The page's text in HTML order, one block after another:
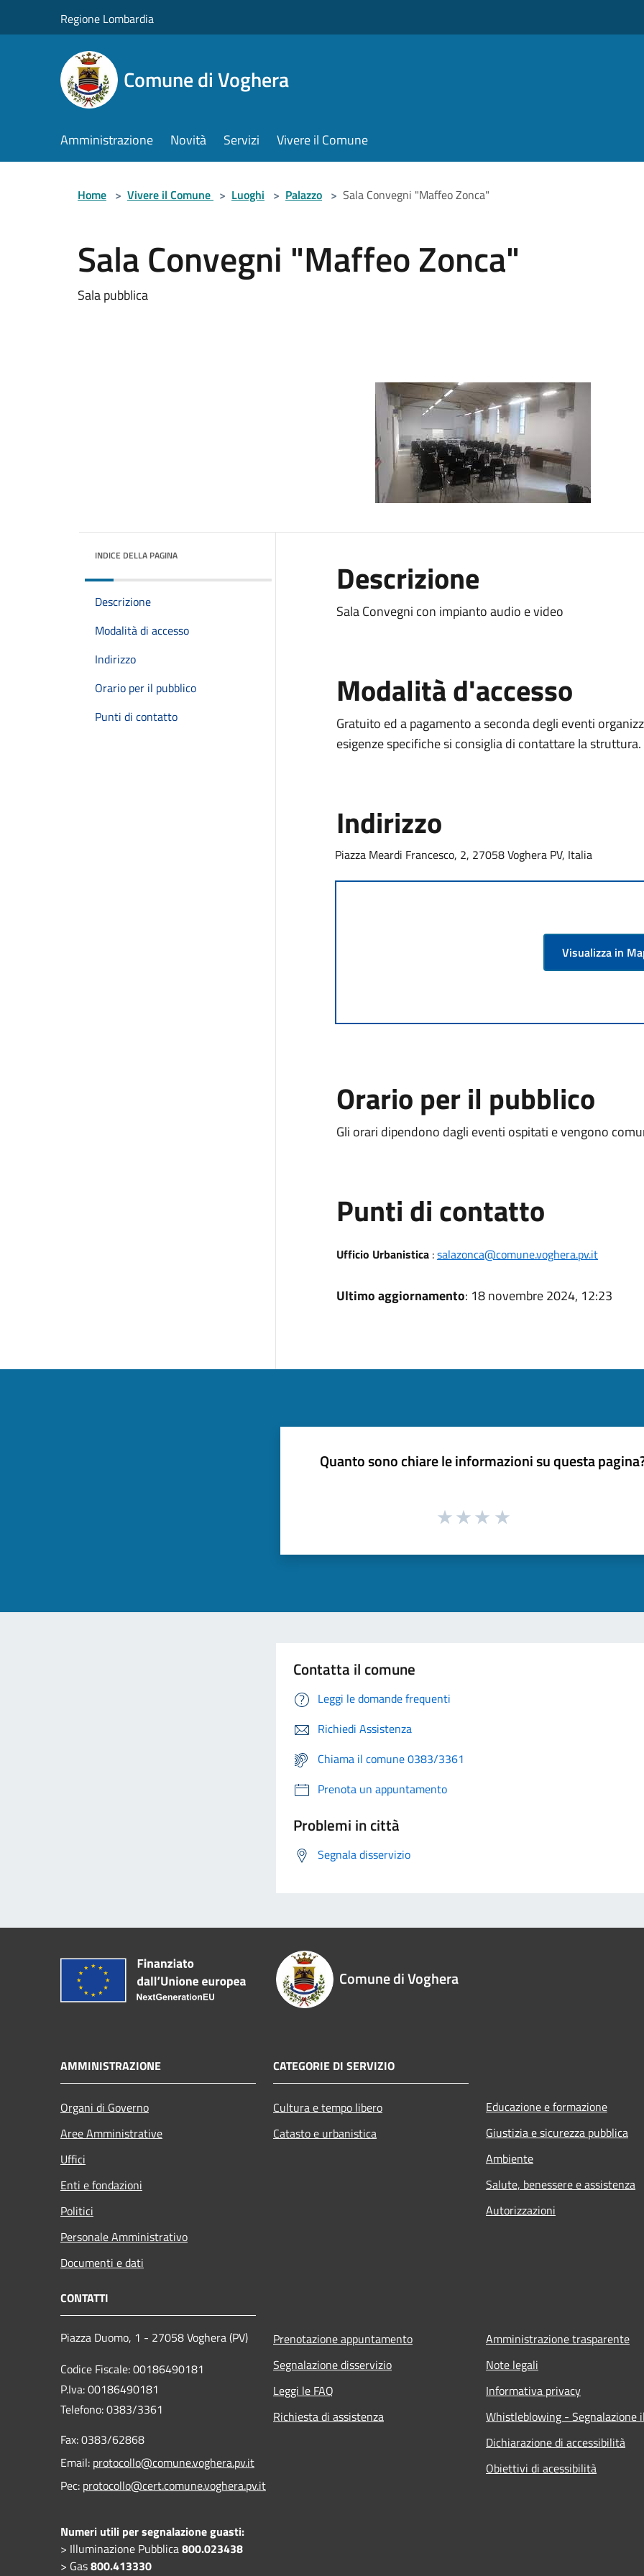
Regione Lombardia
Comune di Voghera
Amministrazione Novità Servizi Vivere il Comune
Home > Vivere il Comune > Luoghi > Palazzo > Sala Convegni "Maffeo Zonca"
Sala Convegni "Maffeo Zonca"
Sala pubblica
INDICE DELLA PAGINA
Descrizione
Modalità di accesso
Indirizzo
Orario per il pubblico
Punti di contatto
Descrizione
Sala Convegni con impianto audio e video
Modalità d'accesso
Gratuito ed a pagamento a seconda degli eventi
esigenze specifiche si consiglia di contattare la struttura.
Indirizzo
Piazza Meardi Francesco, 2, 27058 Voghera PV, Italia
Visualizza in
Orario per il pubblico
Gli orari dipendono dagli eventi ospitati e vengono
Punti di contatto
Ufficio Urbanistica:salazonca@comune.voghera.pv.it
Ultimo aggiornamento: 18 novembre 2024, 12:23
Quanto sono chiare le informazioni su questa
Contatta il comune
Leggi le domande frequenti
Richiedi Assistenza
Chiama il comune 0383/3361
Prenota un appuntamento
Problemi in città
Segnala disservizio
Comune di Voghera
AMMINISTRAZIONE
Organi di Governo
Aree Amministrative
Uffici
Enti e fondazioni
Politici
Personale Amministrativo
Documenti e dati
CATEGORIE DI SERVIZIO
Cultura e tempo libero
Catasto e urbanistica
Educazione e formazione
Giustizia e sicurezza pubblica
Ambiente
Salute, benessere e assistenza
Autorizzazioni
CONTATTI
Piazza Duomo, 1 - 27058 Voghera (PV)
Codice Fiscale: 00186490181
P.Iva: 00186490181
Telefono:0383/3361
Fax:0383/62868
Email: protocollo@comune.voghera.pv.it
Pec: protocollo@cert.comune.voghera.pv.it
Numeri utili per segnalazione guasti:
> Illuminazione Pubblica800.023438
> Gas800.413330
Prenotazione appuntamento
Segnalazione disservizio
Leggi le FAQ
Richiesta di assistenza
Amministrazione trasparente
Note legali
Informativa privacy
Whistleblowing - Segnalazione
Dichiarazione di accessibilità
Obiettivi di acessibilità